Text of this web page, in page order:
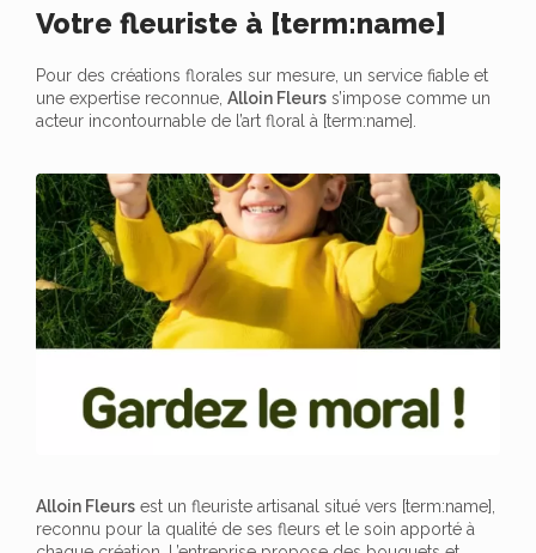
Votre fleuriste à [term:name]
Pour des créations florales sur mesure, un service fiable et
une expertise reconnue, Alloin Fleurs s’impose comme un
acteur incontournable de l’art floral à [term:name].
Alloin Fleurs est un fleuriste artisanal situé vers [term:name],
reconnu pour la qualité de ses fleurs et le soin apporté à